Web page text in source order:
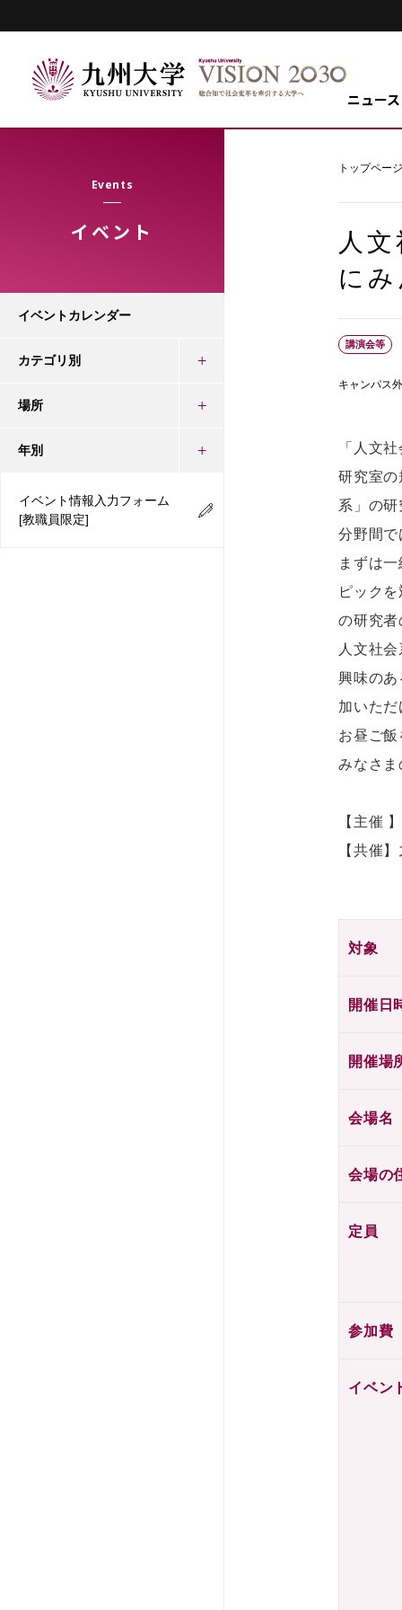
ニュース
Events
イベント
トップページ
人
に
講演会等
キャンパス外
「人文
研究室
系」の
分野間
まずは
ピック
の研究
人文社
興味の
加いた
お昼ご
みなさ
【主催
【共催
対象
開催日
開催場
会場名
会場の
定員
参加費
イベン
イベントカレンダー
カテゴリ別
場所
年別
イベント情報入力フォーム
[教職員限定]